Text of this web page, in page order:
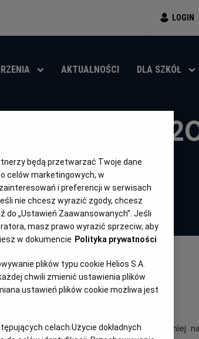
LOGIN
AKTUALNOŚCI DLA SZKÓŁ
FIFA
Gatunek
SportowyCzas
trwania
240 min
Nożnej: Francja - Hiszpania.
świata dobiega końca. Ten turniej
będą przetwarzać Twoje dane
celów marketingowych, w
i preferencji w serwisach
nie chcesz wyrazić zgody, chcesz
„Ustawień Zaawansowanych”. Jeśli
masz prawo wyrazić sprzeciw, aby
w dokumencie Polityka prywatności
plików typu cookie Helios S.A.
chwili zmienić ustawienia plików
ustawień plików cookie możliwa jest
celach:Użycie dokładnych